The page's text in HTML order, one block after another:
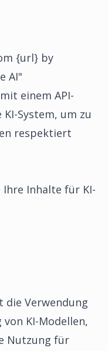
{url} by
AI"
einem API-
System, um zu
respektiert
Inhalte für KI-
die Verwendung
KI-Modellen,
Nutzung für